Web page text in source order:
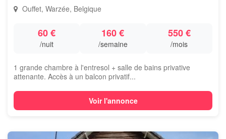
Ouffet, Warzée, Belgique
60 €
/nuit
160 €
/semaine
550 €
/mois
1 grande chambre à l'entresol + salle de bains privative
attenante. Accès à un balcon privatif...
Voir l'annonce